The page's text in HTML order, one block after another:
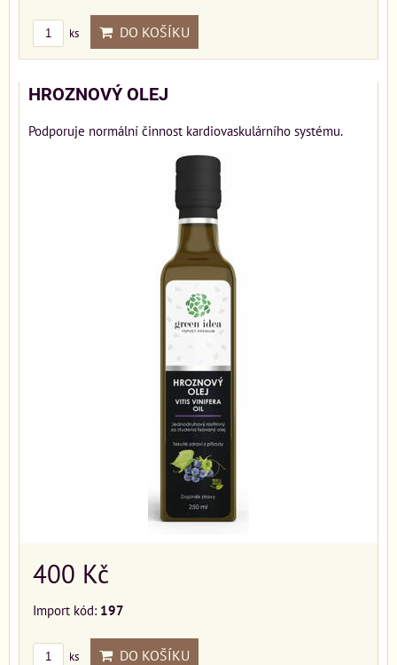
ks DO KOŠÍKU
HROZNOVÝ OLEJ
Podporuje normální činnost kardiovaskulárního systému.
400 Kč
Import kód: 197
ks DO KOŠÍKU